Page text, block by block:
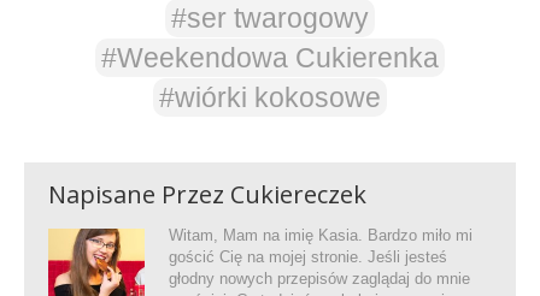
#ser twarogowy
#Weekendowa Cukierenka
#wiórki kokosowe
Napisane Przez Cukiereczek
Witam, Mam na imię Kasia. Bardzo miło mi
gościć Cię na mojej stronie. Jeśli jesteś
głodny nowych przepisów zaglądaj do mnie